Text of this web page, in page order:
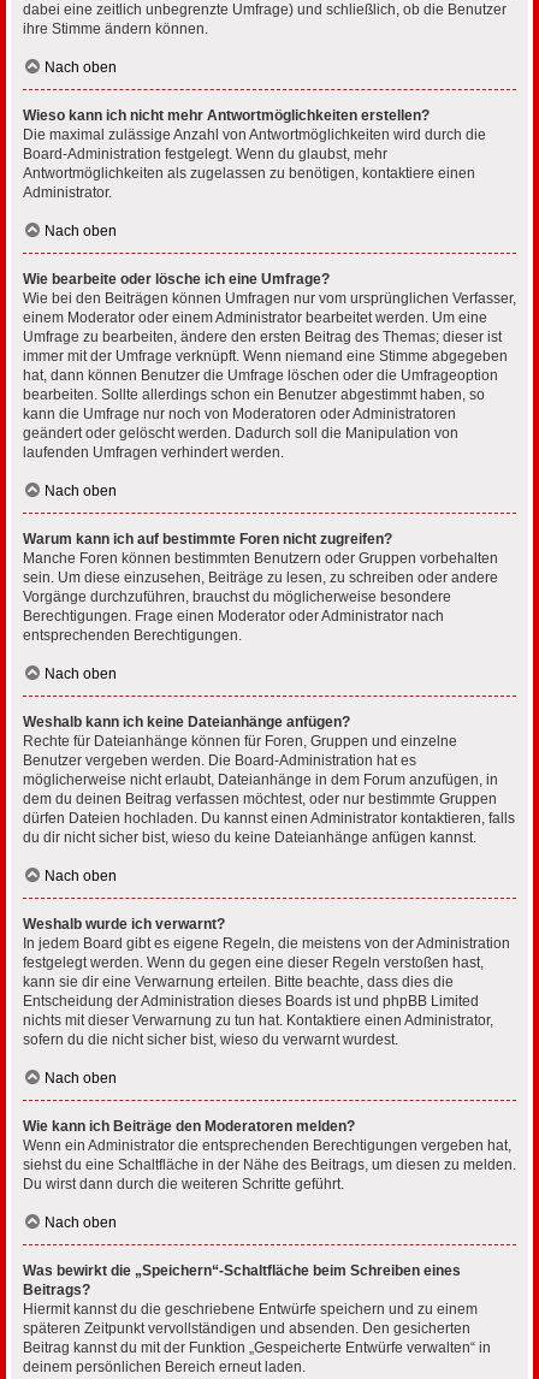
dabei eine zeitlich unbegrenzte Umfrage) und schließlich, ob die Benutzer
ihre Stimme ändern können.
Nach oben
Wieso kann ich nicht mehr Antwortmöglichkeiten erstellen?
Die maximal zulässige Anzahl von Antwortmöglichkeiten wird durch die
Board-Administration festgelegt. Wenn du glaubst, mehr
Antwortmöglichkeiten als zugelassen zu benötigen, kontaktiere einen
Administrator.
Nach oben
Wie bearbeite oder lösche ich eine Umfrage?
Wie bei den Beiträgen können Umfragen nur vom ursprünglichen Verfasser,
einem Moderator oder einem Administrator bearbeitet werden. Um eine
Umfrage zu bearbeiten, ändere den ersten Beitrag des Themas; dieser ist
immer mit der Umfrage verknüpft. Wenn niemand eine Stimme abgegeben
hat, dann können Benutzer die Umfrage löschen oder die Umfrageoption
bearbeiten. Sollte allerdings schon ein Benutzer abgestimmt haben, so
kann die Umfrage nur noch von Moderatoren oder Administratoren
geändert oder gelöscht werden. Dadurch soll die Manipulation von
laufenden Umfragen verhindert werden.
Nach oben
Warum kann ich auf bestimmte Foren nicht zugreifen?
Manche Foren können bestimmten Benutzern oder Gruppen vorbehalten
sein. Um diese einzusehen, Beiträge zu lesen, zu schreiben oder andere
Vorgänge durchzuführen, brauchst du möglicherweise besondere
Berechtigungen. Frage einen Moderator oder Administrator nach
entsprechenden Berechtigungen.
Nach oben
Weshalb kann ich keine Dateianhänge anfügen?
Rechte für Dateianhänge können für Foren, Gruppen und einzelne
Benutzer vergeben werden. Die Board-Administration hat es
möglicherweise nicht erlaubt, Dateianhänge in dem Forum anzufügen, in
dem du deinen Beitrag verfassen möchtest, oder nur bestimmte Gruppen
dürfen Dateien hochladen. Du kannst einen Administrator kontaktieren, falls
du dir nicht sicher bist, wieso du keine Dateianhänge anfügen kannst.
Nach oben
Weshalb wurde ich verwarnt?
In jedem Board gibt es eigene Regeln, die meistens von der Administration
festgelegt werden. Wenn du gegen eine dieser Regeln verstoßen hast,
kann sie dir eine Verwarnung erteilen. Bitte beachte, dass dies die
Entscheidung der Administration dieses Boards ist und phpBB Limited
nichts mit dieser Verwarnung zu tun hat. Kontaktiere einen Administrator,
sofern du die nicht sicher bist, wieso du verwarnt wurdest.
Nach oben
Wie kann ich Beiträge den Moderatoren melden?
Wenn ein Administrator die entsprechenden Berechtigungen vergeben hat,
siehst du eine Schaltfläche in der Nähe des Beitrags, um diesen zu melden.
Du wirst dann durch die weiteren Schritte geführt.
Nach oben
Was bewirkt die „Speichern“-Schaltfläche beim Schreiben eines
Beitrags?
Hiermit kannst du die geschriebene Entwürfe speichern und zu einem
späteren Zeitpunkt vervollständigen und absenden. Den gesicherten
Beitrag kannst du mit der Funktion „Gespeicherte Entwürfe verwalten“ in
deinem persönlichen Bereich erneut laden.